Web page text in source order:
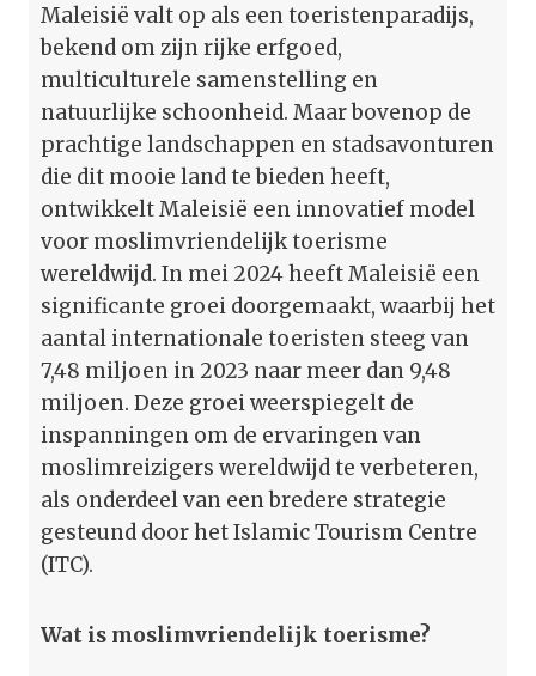
Maleisië valt op als een toeristenparadijs,
bekend om zijn rijke erfgoed,
multiculturele samenstelling en
natuurlijke schoonheid. Maar bovenop de
prachtige landschappen en stadsavonturen
die dit mooie land te bieden heeft,
ontwikkelt Maleisië een innovatief model
voor moslimvriendelijk toerisme
wereldwijd. In mei 2024 heeft Maleisië een
significante groei doorgemaakt, waarbij het
aantal internationale toeristen steeg van
7,48 miljoen in 2023 naar meer dan 9,48
miljoen. Deze groei weerspiegelt de
inspanningen om de ervaringen van
moslimreizigers wereldwijd te verbeteren,
als onderdeel van een bredere strategie
gesteund door het Islamic Tourism Centre
(ITC).
Wat is moslimvriendelijk toerisme?